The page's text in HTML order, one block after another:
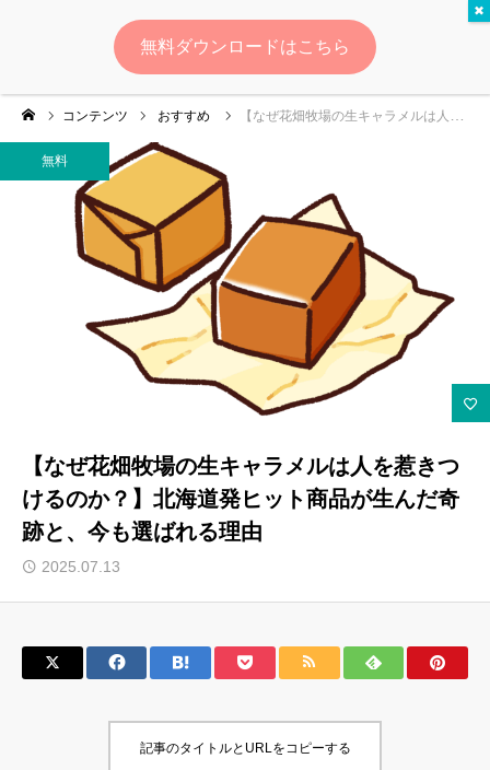
無料
コンテンツ おすすめ 【なぜ花畑牧場の生キャラメルは人を惹きつけるのか？】北海道発ヒット商品が生んだ奇跡と、今も選ばれる理由
無料
【なぜ花畑牧場の生キャラメルは人を惹きつ
けるのか？】北海道発ヒット商品が生んだ奇
跡と、今も選ばれる理由
2025.07.13
記事のタイトルとURLをコピーする
ログイン 会員登録
ゆいマーケとは？
実績・お客様の声
無料診断
イベント・セミナー情報
スポンサー登録
サロン会員登録
特定商取引法 運営会社
マーケティング用語集
無料ダウンロードはこちら